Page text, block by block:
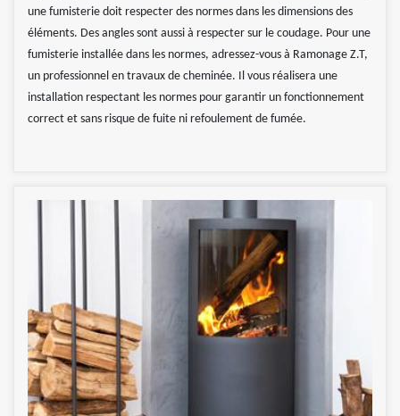
une fumisterie doit respecter des normes dans les dimensions des
éléments. Des angles sont aussi à respecter sur le coudage. Pour une
fumisterie installée dans les normes, adressez-vous à Ramonage Z.T,
un professionnel en travaux de cheminée. Il vous réalisera une
installation respectant les normes pour garantir un fonctionnement
correct et sans risque de fuite ni refoulement de fumée.